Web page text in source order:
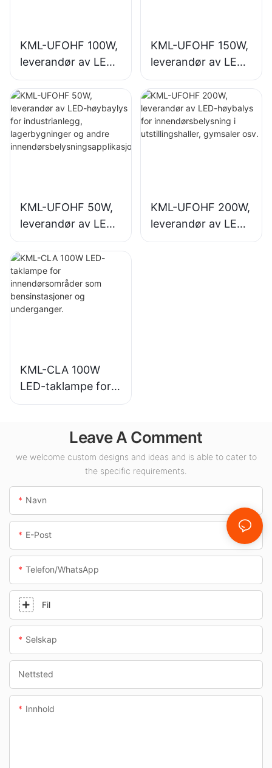
KML-UFOHF 100W,
leverandør av LED-
høybaylys for
industrianlegg,
lagerbygninger og
andre
innendørsbelysning
KML-UFOHF 150W,
leverandør av LED-
høybalys for
innendørsbelysning
i industrianlegg,
gymsaler osv.
KML-UFOHF 50W,
leverandør av LED-
høybaylys for
industrianlegg,
lagerbygninger og
andre
innendørsbelysning
KML-UFOHF 200W,
leverandør av LED-
høybalys for
KML-CLA 100W
LED-taklampe for
innendørsområder
bensinstasjoner og
underganger.
Leave A Comment
we welcome custom designs and ideas and is able to cater to
the specific requirements.
Navn
E-Post
Telefon/whatsApp
Fil
Selskap
Nettsted
Innhold